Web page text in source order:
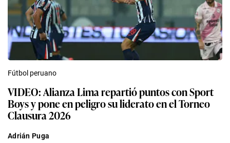
Fútbol peruano
VIDEO: Alianza Lima repartió puntos con Sport
Boys y pone en peligro su liderato en el Torneo
Clausura 2026
Adrián Puga